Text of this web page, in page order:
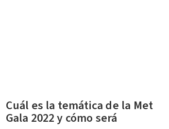
Cuál es la temática de la Met
Gala 2022 y cómo será